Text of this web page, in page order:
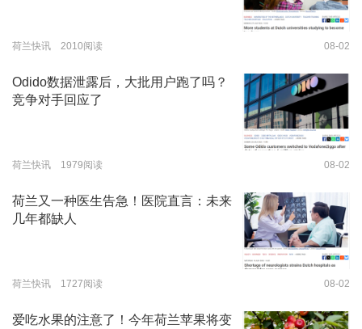
荷兰快讯 2010阅读 08-02
Odido数据泄露后，大批用户跑了吗？
竞争对手回应了
荷兰快讯 1979阅读 08-02
荷兰又一种医生告急！医院直言：未来
几年都缺人
荷兰快讯 1727阅读 08-02
爱吃水果的注意了！今年荷兰苹果将变